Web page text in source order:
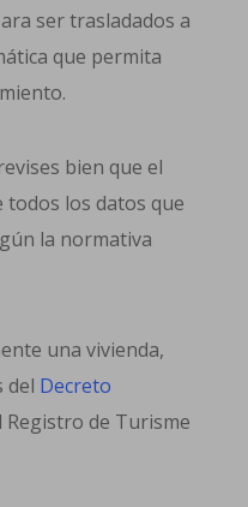
ser trasladados a
que permita
bien que el
los datos que
la normativa
una vivienda,
del Decreto
de Turisme